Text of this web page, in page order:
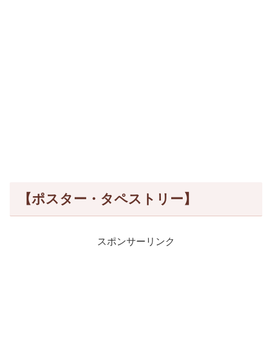
【ポスター・タペストリー】
スポンサーリンク